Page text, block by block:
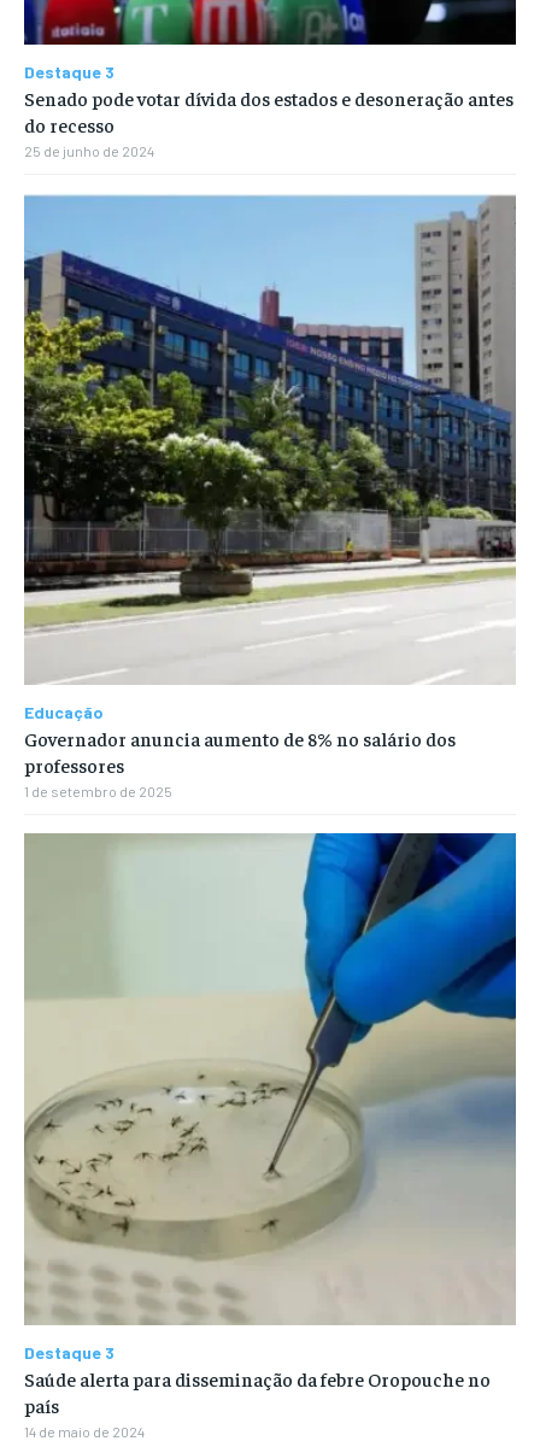
Destaque 3
Senado pode votar dívida dos estados e desoneração antes
do recesso
25 de junho de 2024
Educação
Governador anuncia aumento de 8% no salário dos
professores
1 de setembro de 2025
Destaque 3
Saúde alerta para disseminação da febre Oropouche no
país
14 de maio de 2024